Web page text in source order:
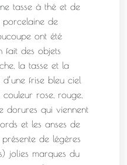
tasse à thé et de
porcelaine de
ont été
fait des objets
la tasse et la
frise bleu ciel
rose, rouge,
dorures qui viennent
et les anses de
de légères
jolies marques du